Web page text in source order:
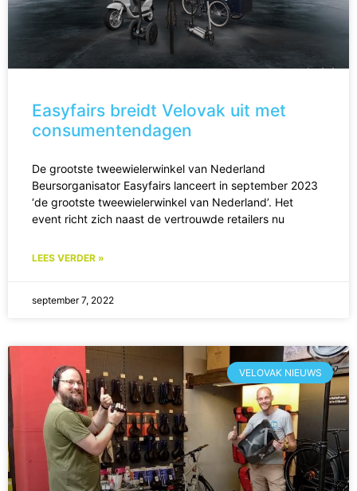
Easyfairs breidt Velovak uit met
consumentendagen
De grootste tweewielerwinkel van Nederland
Beursorganisator Easyfairs lanceert in september 2023
‘de grootste tweewielerwinkel van Nederland’. Het
event richt zich naast de vertrouwde retailers nu
LEES VERDER »
september 7, 2022
VELOVAK NIEUWS